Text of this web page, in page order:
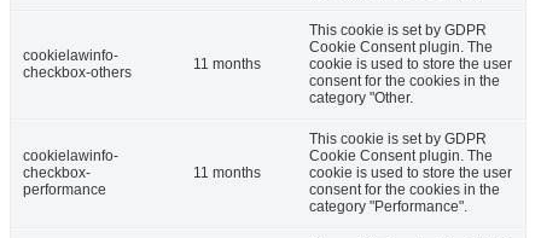
cookielawinfo-
checkbox-others
11 months
This cookie is set by GDPR
Cookie Consent plugin. The
cookie is used to store the user
consent for the cookies in the
category "Other.
cookielawinfo-
checkbox-
performance
11 months
This cookie is set by GDPR
Cookie Consent plugin. The
cookie is used to store the user
consent for the cookies in the
category "Performance".